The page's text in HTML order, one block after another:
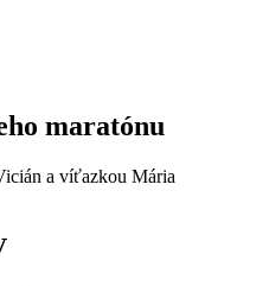
maratónu
a víťazkou Mária